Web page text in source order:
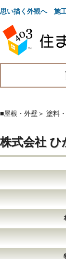
思い描く外観へ 施
■屋根・外壁＞ 塗料
株式会社 ひ